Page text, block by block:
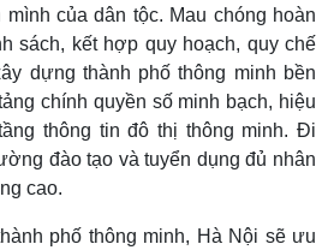
Tiêu dùng
Tỷ giá
Chứng khoán
Giá cà phê
của dân tộc. Mau chóng hoàn
sách, kết hợp quy hoạch, quy chế
dựng thành phố thông minh bền
chính quyền số minh bạch, hiệu
thông tin đô thị thông minh. Đi
đào tạo và tuyển dụng đủ nhân
cao.
phố thông minh, Hà Nội sẽ ưu